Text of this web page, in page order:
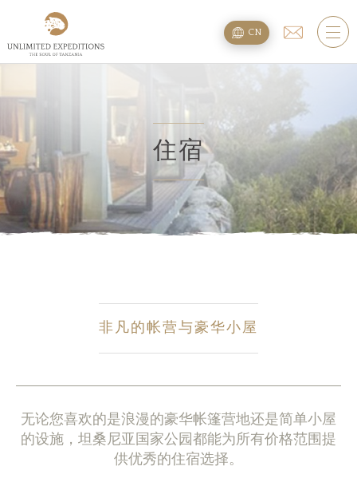
SAFARI旅游配套
海滩度假附加项
规划
疑问
关于我们
我们的照片库
客户证词
住宿
非凡的帐营与豪华小屋
无论您喜欢的是浪漫的豪华帐篷营地还是简单小屋
的设施，坦桑尼亚国家公园都能为所有价格范围提
供优秀的住宿选择。
CN